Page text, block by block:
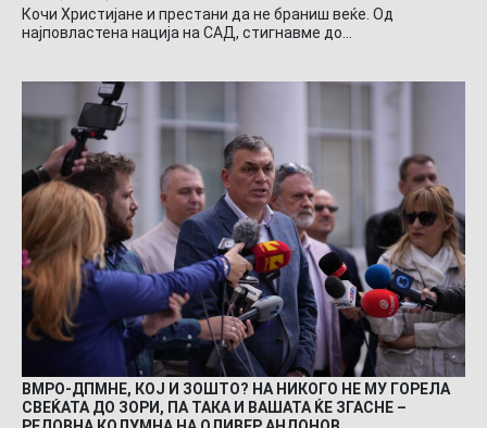
Кочи Христијане и престани да не браниш веќе. Од
најповластена нација на САД, стигнавме до…
ВМРО-ДПМНЕ, КОЈ И ЗОШТО? НА НИКОГО НЕ МУ ГОРЕЛА
СВЕЌАТА ДО ЗОРИ, ПА ТАКА И ВАШАТА ЌЕ ЗГАСНЕ –